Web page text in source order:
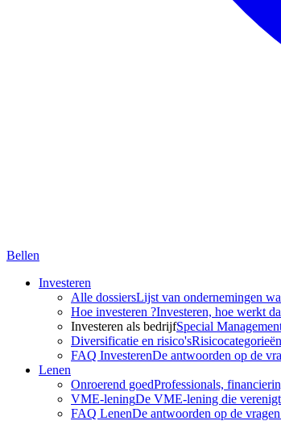
Bellen
Investeren
Alle dossiersLijst van ondernemingen
Hoe investeren ?Investeren, hoe werkt
Investeren als bedrijfSpecial
Diversificatie en risico's
FAQ InvesterenDe antwoorden op de
Lenen
Onroerend goedProfessionals,
VME-leningDe VME-lening die verenigt
FAQ LenenDe antwoorden op de